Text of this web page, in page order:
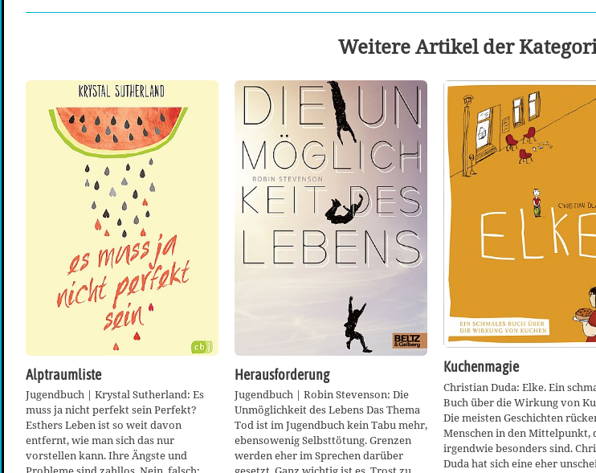
Weitere Artikel der
Alptraumliste
Jugendbuch | Krystal Sutherland: Es
muss ja nicht perfekt sein Perfekt?
Esthers Leben ist so weit davon
entfernt, wie man sich das nur
vorstellen kann. Ihre Ängste und
Herausforderung
Jugendbuch | Robin Stevenson: Die
Unmöglichkeit des Lebens Das Thema
Tod ist im Jugendbuch kein Tabu mehr,
ebensowenig Selbsttötung. Grenzen
werden eher im Sprechen darüber
Kuchenmagie
Christian Duda: Elke. Ein
Buch über die Wirkung von
Die meisten Geschichten
Menschen in den Mittelpunkt,
irgendwie besonders sind.
Duda hat sich eine eher